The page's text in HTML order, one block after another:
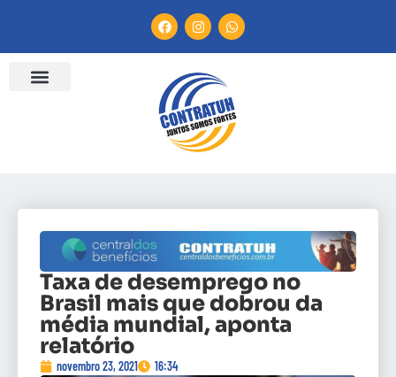
Taxa de desemprego no
Brasil mais que dobrou da
média mundial, aponta
relatório
novembro 23, 2021 16:34